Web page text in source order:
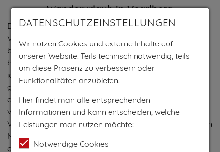
Wanderurlaub in Voarlberg
Du planst einen Wanderurlaub im wunderschönen
Vorarlberg? Dann bist Du hier genau richtig! Vorarlberg
bietet eine Vielzahl von Wanderwegen durch
beeindruckende Landschaften, von hohen Bergen über
idyllische Täler bis hin zu malerischen Seen. In den
gemütlichen Wanderhotels der Region kannst Du nach
einem aktiven Tag in der Natur entspannen und Dich
verwöhnen lassen. Erlebe die unberührte Natur
Vorarlbergs beim Wandern und entdecke die vielfältigen
Möglichkeiten, die dieses Bundesland zu bieten hat. Egal
ob anspruchsvolle Gipfeltouren oder gemütliche
DATENSCHUTZEINSTELLUNGEN
Wir nutzen Cookies und externe Inhalte auf
unserer Website. Teils technisch notwendig, teils
um diese Präsenz zu verbessern oder
Funktionalitäten anzubieten.
Hier findet man alle entsprechenden
Informationen und kann entscheiden, welche
Leistungen man nutzen möchte:
Notwendige Cookies